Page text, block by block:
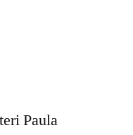
Paula